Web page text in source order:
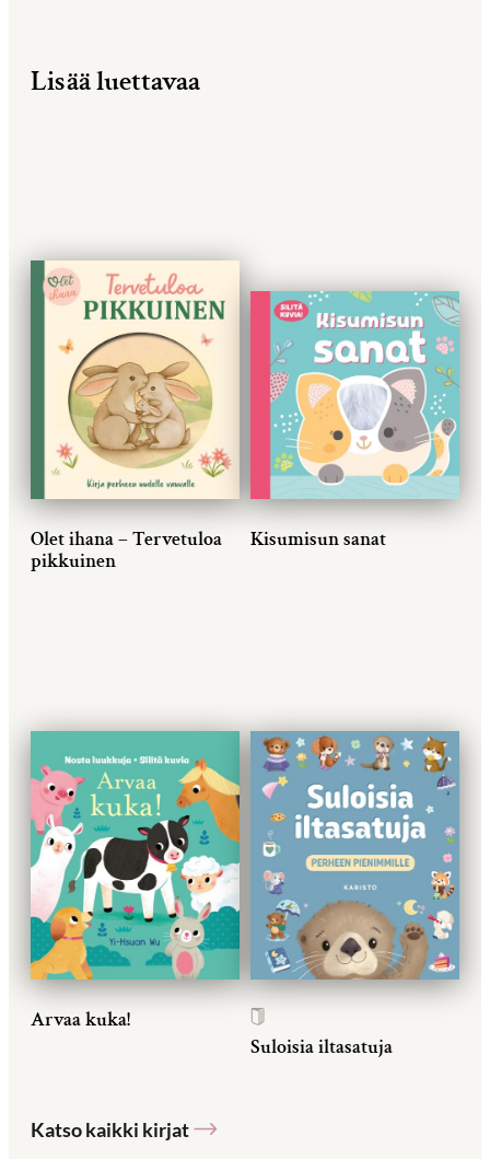
Lisää luettavaa
Olet ihana – Tervetuloa
pikkuinen
Kisumisun sanat
Arvaa kuka!
Suloisia iltasatuja
Katso kaikki kirjat